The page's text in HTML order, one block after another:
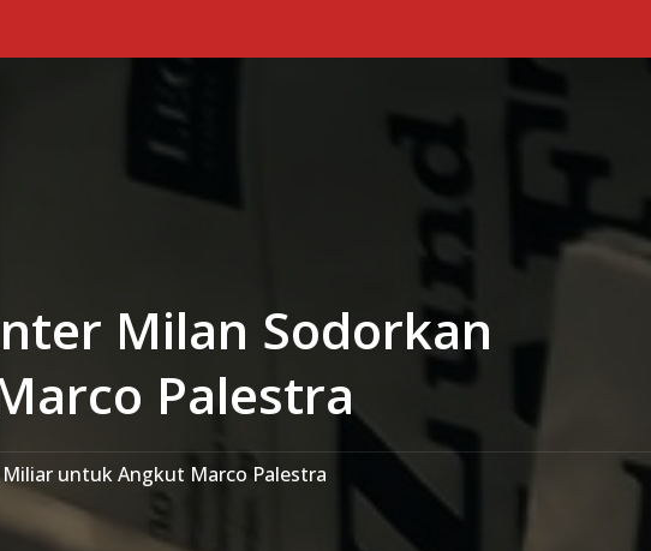
Primary Menu
Milan Sodorkan
Palestra
untuk Angkut Marco Palestra